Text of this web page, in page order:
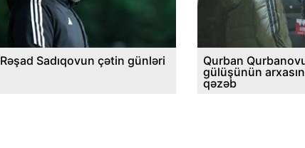
Rəşad Sadıqovun çətin günləri
Qurban
gülüşünün
qəzəb